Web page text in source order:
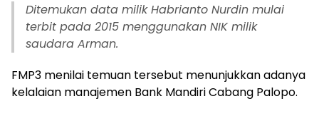
Ditemukan data milik Habrianto Nurdin mulai
terbit pada 2015 menggunakan NIK milik
saudara Arman.
FMP3 menilai temuan tersebut menunjukkan adanya
kelalaian manajemen Bank Mandiri Cabang Palopo.